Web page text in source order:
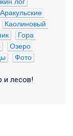
Аракульские
Каолиновый
Гора
Озеро
Фото
и лесов!